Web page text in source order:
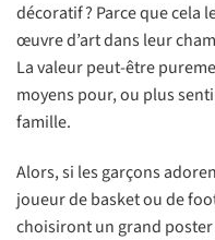
décoratif ? Parce que cela
œuvre d’art dans leur
La valeur peut-être
moyens pour, ou plus
famille.
Alors, si les garçons
joueur de basket ou de
choisiront un grand